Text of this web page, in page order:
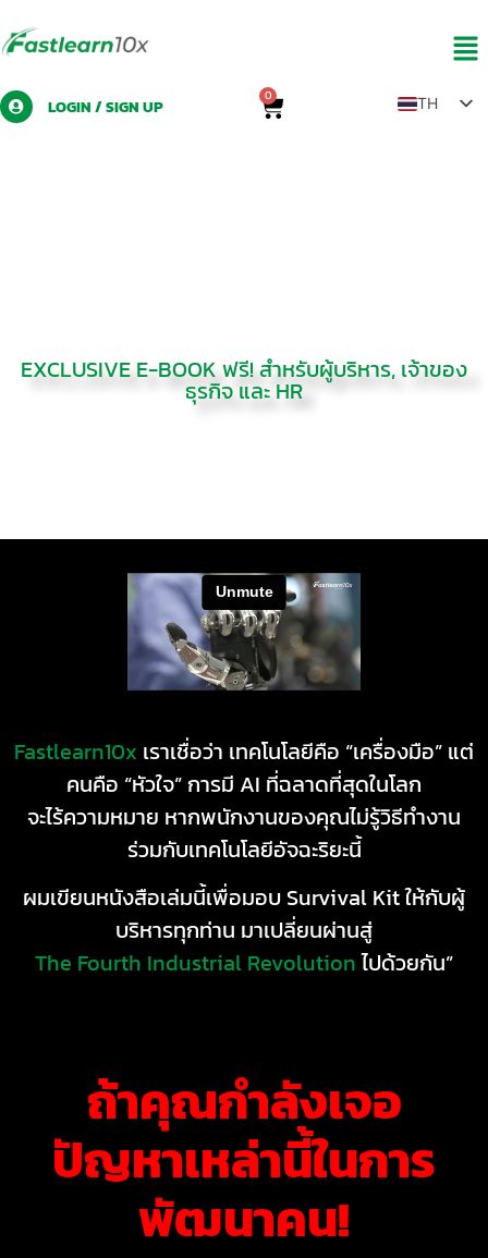
LOGIN / SIGN UP
0
TH
EXCLUSIVE E-BOOK ฟรี! สำหรับผู้บริหาร, เจ้าของ
ธุรกิจ และ HR
Fastlearn10x เราเชื่อว่า เทคโนโลยีคือ “เครื่องมือ” แต่
คนคือ “หัวใจ” การมี AI ที่ฉลาดที่สุดในโลก
จะไร้ความหมาย หากพนักงานของคุณไม่รู้วิธีทำงาน
ร่วมกับเทคโนโลยีอัจฉะริยะนี้
ผมเขียนหนังสือเล่มนี้เพื่อมอบ Survival Kit ให้กับผู้
บริหารทุกท่าน มาเปลี่ยนผ่านสู่
The Fourth Industrial Revolutionไปด้วยกัน”
ถ้าคุณกำลังเจอ
ปัญหาเหล่านี้ในการ
พัฒนาคน!